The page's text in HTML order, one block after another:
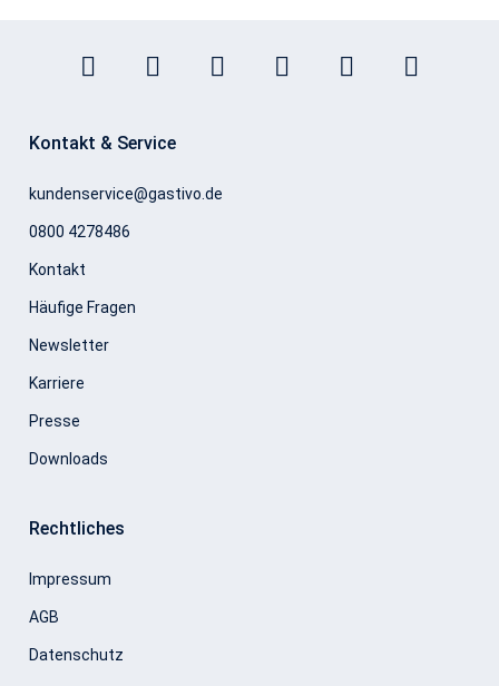
Kontakt & Service
kundenservice@gastivo.de
0800 4278486
Kontakt
Häufige Fragen
Newsletter
Karriere
Presse
Downloads
Rechtliches
Impressum
AGB
Datenschutz